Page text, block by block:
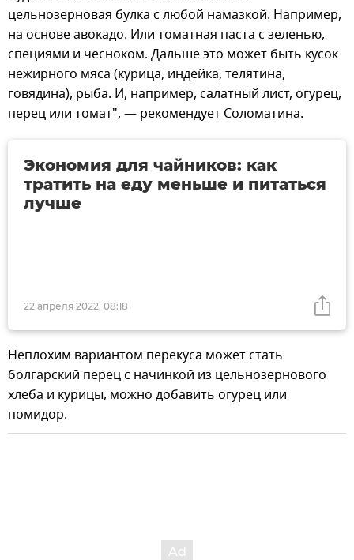
цельнозерновая булка с любой намазкой. Например,
на основе авокадо. Или томатная паста с зеленью,
специями и чесноком. Дальше это может быть кусок
нежирного мяса (курица, индейка, телятина,
говядина), рыба. И, например, салатный лист, огурец,
перец или томат", — рекомендует Соломатина.
22 апреля 2022, 08:18
Экономия для чайников: как
тратить на еду меньше и питаться
лучше
Неплохим вариантом перекуса может стать
болгарский перец с начинкой из цельнозернового
хлеба и курицы, можно добавить огурец или
помидор.